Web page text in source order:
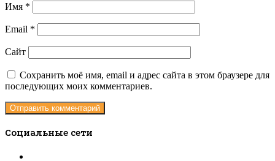
Имя *
Email *
Сайт
Сохранить моё имя, email и адрес сайта в этом браузере для
последующих моих комментариев.
Социальные сети